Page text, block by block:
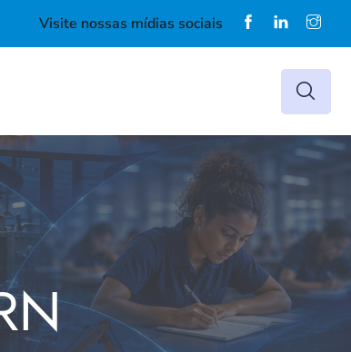
Visite nossas mídias sociais